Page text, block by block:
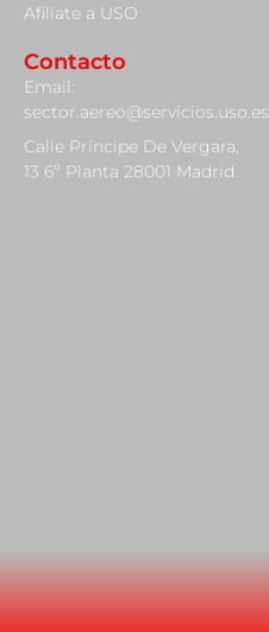
Afiliate a USO
Contacto
Email:
sector.aereo@servicios.uso.es
Calle Príncipe De Vergara,
13 6º Planta 28001 Madrid